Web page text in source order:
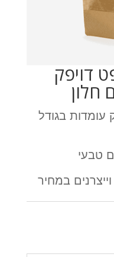
דויפק
עומדות בגודל
טבעי
במחיר